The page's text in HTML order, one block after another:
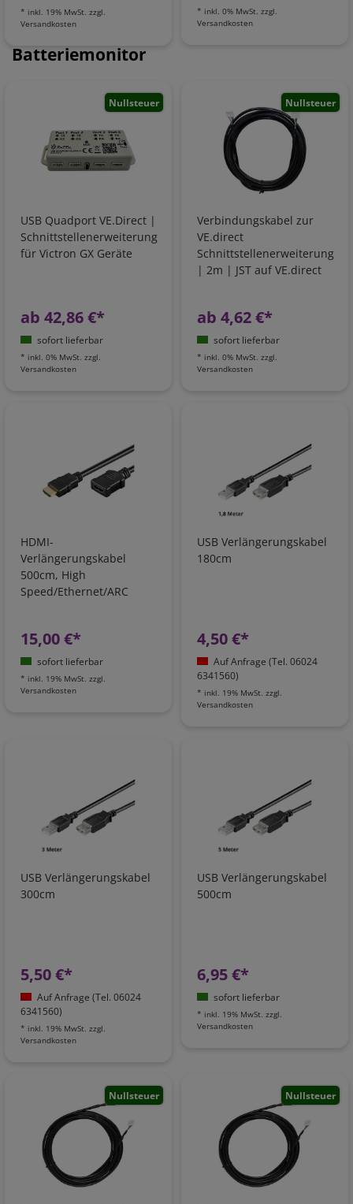
* inkl. 19% MwSt. zzgl.
Versandkosten
* inkl. 0% MwSt. zzgl.
Versandkosten
Batteriemonitor
Nullsteuer
USB Quadport VE.Direct |
Schnittstellenerweiterung
für Victron GX Geräte
ab 42,86 €*
sofort lieferbar
* inkl. 0% MwSt. zzgl.
Versandkosten
Nullsteuer
Verbindungskabel zur
VE.direct
Schnittstellenerweiterung
| 2m | JST auf VE.direct
ab 4,62 €*
sofort lieferbar
* inkl. 0% MwSt. zzgl.
Versandkosten
HDMI-
Verlängerungskabel
500cm, High
Speed/Ethernet/ARC
15,00 €*
sofort lieferbar
* inkl. 19% MwSt. zzgl.
Versandkosten
USB Verlängerungskabel
180cm
4,50 €*
Auf Anfrage (Tel. 06024
6341560)
* inkl. 19% MwSt. zzgl.
Versandkosten
USB Verlängerungskabel
300cm
5,50 €*
Auf Anfrage (Tel. 06024
6341560)
* inkl. 19% MwSt. zzgl.
Versandkosten
USB Verlängerungskabel
500cm
6,95 €*
sofort lieferbar
* inkl. 19% MwSt. zzgl.
Versandkosten
Nullsteuer Nullsteuer